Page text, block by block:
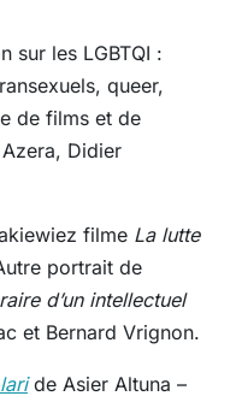
sur les LGBTQI :
queer,
de films et de
Didier
filme La lutte
portrait de
d’un intellectuel
et Bernard Vrignon.
de Asier Altuna –